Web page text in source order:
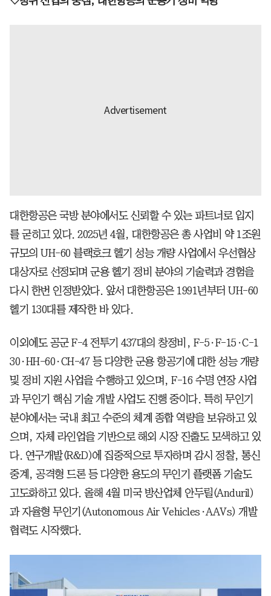
대한항공은 국방 분야에서도 신뢰할 수 있는 파트너로 입지
를 굳히고 있다. 2025년 4월, 대한항공은 총 사업비 약 1조원
규모의 UH-60 블랙호크 헬기 성능 개량 사업에서 우선협상
대상자로 선정되며 군용 헬기 정비 분야의 기술력과 경험을
다시 한번 인정받았다. 앞서 대한항공은 1991년부터 UH-60
헬기 130대를 제작한 바 있다.
이외에도 공군 F-4 전투기 437대의 창정비, F-5·F-15·C-1
30·HH-60·CH-47 등 다양한 군용 항공기에 대한 성능 개량
및 정비 지원 사업을 수행하고 있으며, F-16 수명 연장 사업
과 무인기 핵심 기술 개발 사업도 진행 중이다. 특히 무인기
분야에서는 국내 최고 수준의 체계 종합 역량을 보유하고 있
으며, 자체 라인업을 기반으로 해외 시장 진출도 모색하고 있
다. 연구개발(R&D)에 집중적으로 투자하며 감시 정찰, 통신
중계, 공격형 드론 등 다양한 용도의 무인기 플랫폼 기술도
고도화하고 있다. 올해 4월 미국 방산업체 안두릴(Anduril)
과 자율형 무인기(Autonomous Air Vehicles·AAVs) 개발
협력도 시작했다.